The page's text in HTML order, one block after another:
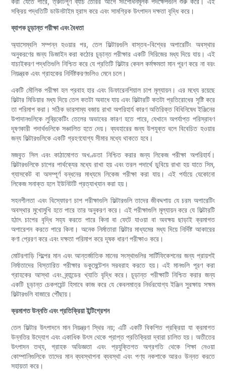
সক্রিয় পদ্ধতিটি ডাউনটাইম হ্রাস করে এবং সামগ্রিক উৎপাদন দক্ষতা বৃদ্ধি করে।
ব্যাপক চূড়ান্ত পরীক্ষা এবং বৈধতা
অ্যাসেম্বলি সম্পন্ন হওয়ার পর, তেল ফিল্টারগুলি বাস্তব-বিশ্বের অপারেটিং অবস্থার
অনুকরণের জন্য ডিজাইন করা কঠোর চূড়ান্ত পরীক্ষার একটি সিরিজের মধ্য দিয়ে যায়। এই
যাচাইকরণ পদ্ধতিগুলি নিশ্চিত করে যে প্রতিটি ফিল্টার কেবল কর্মক্ষমতা মান পূরণ করে না বরং
নিয়ন্ত্রক এবং গ্রাহকের নির্দিষ্টকরণগুলিও মেনে চলে।
একটি মৌলিক পরীক্ষা হল প্রবাহ হার এবং ডিফারেনশিয়াল চাপ মূল্যায়ন। এর মধ্যে রয়েছে
ফিল্টার মিডিয়ার মধ্য দিয়ে তেল কতটা অবাধে যায় এবং ফিল্টারটি কতটা প্রতিরোধের সৃষ্টি করে
তা পরিমাপ করা। সঠিক ভারসাম্য বজায় রাখা অপরিহার্য কারণ অতিরিক্ত বিধিনিষেধ ইঞ্জিনের
উপাদানগুলিকে লুব্রিকেটিং তেলের অভাবের কারণ হতে পারে, যেখানে অপর্যাপ্ত পরিস্রাবণ
দূষণকারী পদার্থগুলিকে সঞ্চালিত হতে দেয়। ব্যবহারের জন্য উপযুক্ত বলে বিবেচিত হওয়ার
জন্য ফিল্টারগুলিকে একটি গ্রহণযোগ্য সীমার মধ্যে থাকতে হবে।
মজবুত সিল এবং কাঠামোগত অখণ্ডতা নিশ্চিত করার জন্য লিকেজ পরীক্ষা অপরিহার্য।
ফিল্টারগুলিকে চাপের পার্থক্যের মধ্যে রাখা হয় এবং তরল পদার্থে ডুবিয়ে রাখা হয় যাতে সিম,
গ্যাসকেট বা অসম্পূর্ণ বন্ধনের মাধ্যমে লিকেজ পরীক্ষা করা যায়। এই পর্যায়ে যেকোনো
লিকেজ সনাক্ত হলে ইউনিটটি প্রত্যাখ্যান করা হয়।
সহনশীলতা এবং বিস্ফোরণ চাপ পরীক্ষাগুলি ফিল্টারগুলি তাদের জীবদ্দশায় যে চরম অপারেটিং
অবস্থার মুখোমুখি হতে পারে তার অনুকরণ করে। এই পরীক্ষাগুলি মূল্যায়ন করে যে ফিল্টারটি
হঠাৎ চাপের বৃদ্ধি সহ্য করতে পারে কিনা বা ফেটে যাওয়া বা অবক্ষয় ছাড়াই ক্রমাগত
অপারেশন করতে পারে কিনা। অনেক নির্মাতারা ফিল্টার মাধ্যমের মধ্য দিয়ে নির্দিষ্ট আকারের
কণা প্রেরণ করে এবং দক্ষতা পরিমাপ করে দূষক ধারণ পরীক্ষাও করে।
মোটরগাড়ি শিল্পের মান এবং আন্তর্জাতিক মানের সংস্থাগুলির সার্টিফিকেশনের জন্য প্রায়শই
নির্মাতাদের বিস্তারিত পরীক্ষার ডকুমেন্টেশন সরবরাহ করতে হয়। এই মানগুলি পূরণ করা
গ্রাহকের আস্থা এবং ব্র্যান্ডের খ্যাতি বৃদ্ধি করে। চূড়ান্ত পরীক্ষাটি নিশ্চিত করার জন্য
একটি চূড়ান্ত চেকপয়েন্ট হিসাবে কাজ করে যে কেবলমাত্র নির্ভরযোগ্য ইঞ্জিন সুরক্ষায় সক্ষম
ফিল্টারগুলি বাজারে পৌঁছায়।
ক্রমাগত উন্নতি এবং প্রতিক্রিয়া ইন্টিগ্রেশন
তেল ফিল্টার উৎপাদনে মান নিয়ন্ত্রণ স্থির নয়; এটি একটি বিকশিত প্রক্রিয়া যা ক্রমাগত
উন্নতির উদ্যোগ এবং একাধিক উৎস থেকে প্রাপ্ত প্রতিক্রিয়া দ্বারা চালিত হয়। অতীতের
উৎপাদন তথ্য, গ্রাহক অভিজ্ঞতা এবং প্রযুক্তিগত অগ্রগতি থেকে শিক্ষা নেওয়া
কোম্পানিগুলিকে তাদের মান ব্যবস্থাপনা ব্যবস্থা এবং পণ্য নকশাকে আরও উন্নত করতে
সহায়তা করে।